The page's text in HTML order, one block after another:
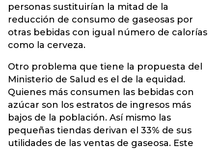
personas sustituirían la mitad de la
reducción de consumo de gaseosas por
otras bebidas con igual número de calorías
como la cerveza.
Otro problema que tiene la propuesta del
Ministerio de Salud es el de la equidad.
Quienes más consumen las bebidas con
azúcar son los estratos de ingresos más
bajos de la población. Así mismo las
pequeñas tiendas derivan el 33% de sus
utilidades de las ventas de gaseosa. Este